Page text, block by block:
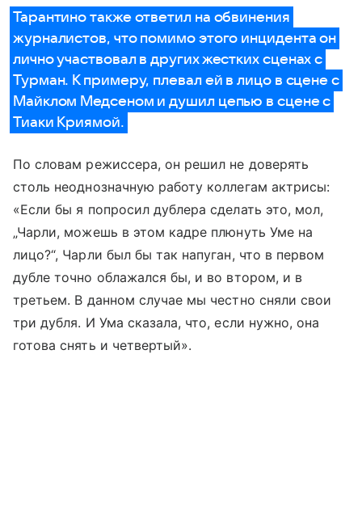
Тарантино также ответил на обвинения
журналистов, что помимо этого инцидента он
лично участвовал в других жестких сценах с
Турман. К примеру, плевал ей в лицо в сцене с
Майклом Медсеном и душил цепью в сцене с
Тиаки Криямой.
По словам режиссера, он решил не доверять
столь неоднозначную работу коллегам актрисы:
«Если бы я попросил дублера сделать это, мол,
„Чарли, можешь в этом кадре плюнуть Уме на
лицо?“, Чарли был бы так напуган, что в первом
дубле точно облажался бы, и во втором, и в
третьем. В данном случае мы честно сняли свои
три дубля. И Ума сказала, что, если нужно, она
готова снять и четвертый».